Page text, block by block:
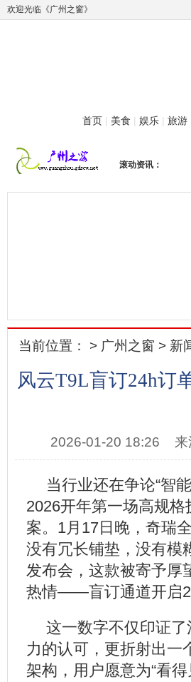
欢迎光临《广州之窗》
首页 | 美食 | 娱乐 | 旅游
滚动资讯：
当前位置： > 广州之窗 > 新
风云T9L盲订24h订
2026-01-20 18:26 来
当行业还在争论“智
2026开年第一场高规
案。1月17日晚，奇瑞
没有冗长铺垫，没有模
发布会，这款被寄予厚
热情——盲订通道开启
这一数字不仅印证
力的认可，更折射出一
架构，用户愿意为“看